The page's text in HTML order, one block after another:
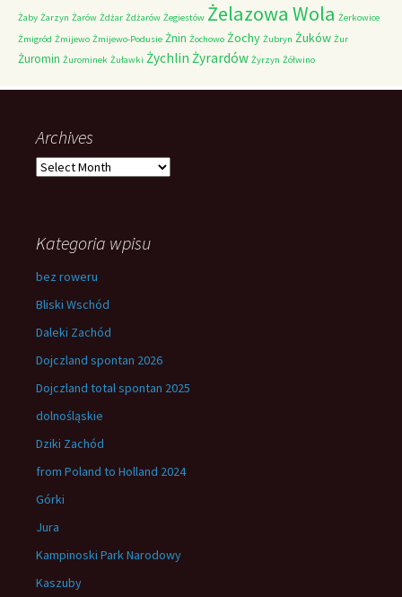
Żaby Żarzyn Żarów Żdżar Żdżarów Żegiestów Żelazowa Wola Żerkowice
Żmigród Żmijewo Żmijewo-Podusie Żnin Żochowo Żochy Żubryn Żuków Żur
Żuromin Żurominek Żuławki Żychlin Żyrardów Żyrzyn Żółwino
Archives
Archives
Kategoria wpisu
bez roweru
Bliski Wschód
Daleki Zachód
Dojczland spontan 2026
Dojczland total spontan 2025
dolnośląskie
Dziki Zachód
from Poland to Holland 2024
Górki
Jura
Kampinoski Park Narodowy
Kaszuby